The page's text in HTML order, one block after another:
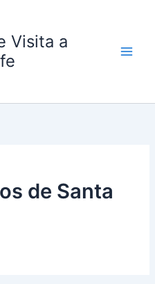
Visita a
de Santa